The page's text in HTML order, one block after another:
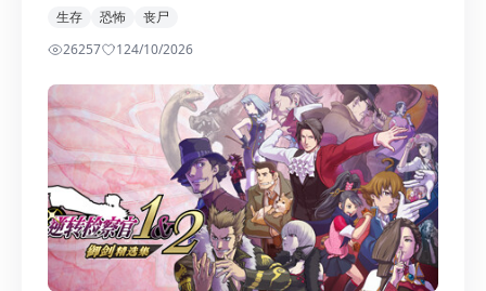
生存 恐怖
丧尸
26257
124/10/2026